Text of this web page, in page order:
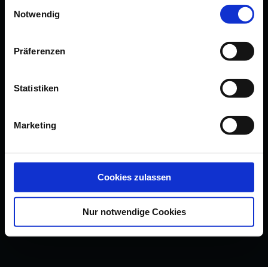
Notwendig
Präferenzen
Statistiken
Marketing
Cookies zulassen
Nur notwendige Cookies